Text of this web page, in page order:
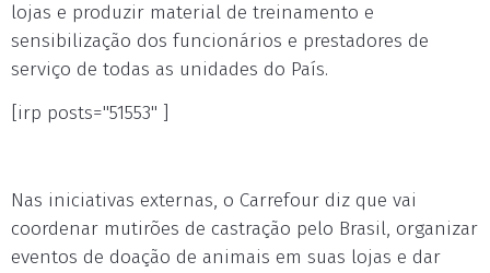
lojas e produzir material de treinamento e
sensibilização dos funcionários e prestadores de
serviço de todas as unidades do País.
[irp posts="51553" ]
Nas iniciativas externas, o Carrefour diz que vai
coordenar mutirões de castração pelo Brasil, organizar
eventos de doação de animais em suas lojas e dar